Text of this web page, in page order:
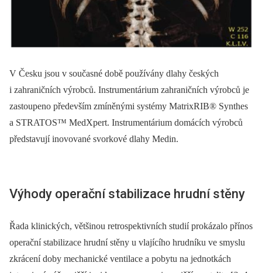
V Česku jsou v současné době používány dlahy českých
i zahraničních výrobců. Instrumentárium zahraničních výrobců je
zastoupeno především zmíněnými systémy MatrixRIB® Synthes
a STRATOS™ MedXpert. Instrumentárium domácích výrobců
představují inovované svorkové dlahy Medin.
Výhody operační stabilizace hrudní stěny
Řada klinických, většinou retrospektivních studií prokázalo přínos
operační stabilizace hrudní stěny u vlajícího hrudníku ve smyslu
zkrácení doby mechanické ventilace a pobytu na jednotkách